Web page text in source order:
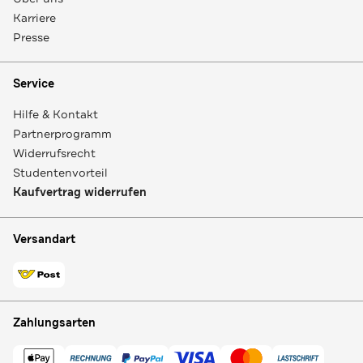
Karriere
Presse
Service
Hilfe & Kontakt
Partnerprogramm
Widerrufsrecht
Studentenvorteil
Kaufvertrag widerrufen
Versandart
Zahlungsarten